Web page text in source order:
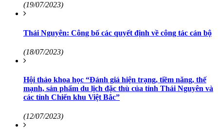
(19/07/2023)
Thái Nguyên: Công bố các quyết định về công tác cán bộ
(18/07/2023)
Hội thảo khoa học “Đánh giá hiện trạng, tiềm năng, thế
mạnh, sản phẩm du lịch đặc thù của tỉnh Thái Nguyên và
các tỉnh Chiến khu Việt Bắc”
(12/07/2023)